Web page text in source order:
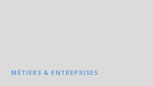
MÉTIERS & ENTREPRISES